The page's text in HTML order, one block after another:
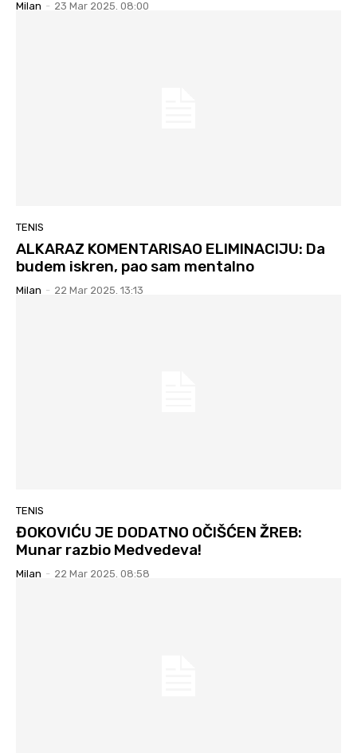
Milan - 23 Mar 2025. 08:00
TENIS
ALKARAZ KOMENTARISAO ELIMINACIJU: Da
budem iskren, pao sam mentalno
Milan - 22 Mar 2025. 13:13
TENIS
ĐOKOVIĆU JE DODATNO OČIŠĆEN ŽREB:
Munar razbio Medvedeva!
Milan - 22 Mar 2025. 08:58